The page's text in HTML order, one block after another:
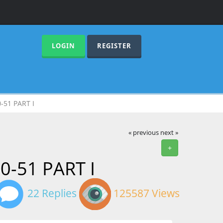
LOGIN REGISTER
PART I
« previous next »
+
51 PART I
22 Replies 125587 Views